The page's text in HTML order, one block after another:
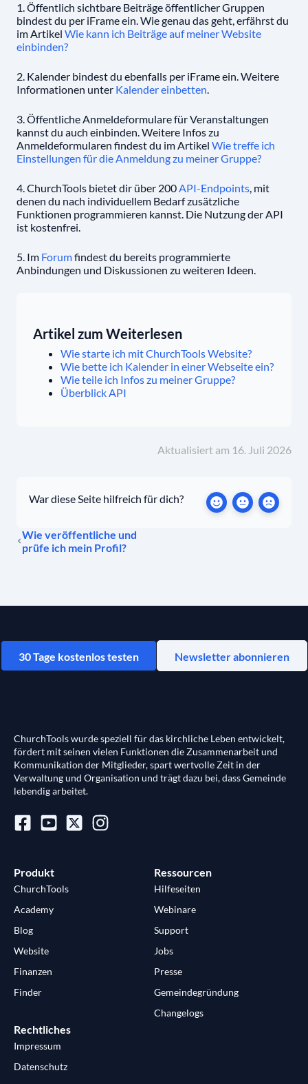
1. Öffentlich sichtbare Beiträge öffentlicher Gruppen
bindest du per iFrame ein. Wie genau das geht, erfährst du
im Artikel Wie kann ich Beiträge auf meiner Website
einbinden?
2. Kalender bindest du ebenfalls per iFrame ein. Weitere
Informationen unter Kalender einbetten.
3. Öffentliche Anmeldeformulare für Veranstaltungen
kannst du auch einbinden. Weitere Infos zu
Anmeldeformularen findest du im Artikel Wie treffe ich
Einstellungen für die Anmeldung zu meiner Gruppe?
4. ChurchTools bietet dir über 200API-Endpoints, mit
denen du nach individuellem Bedarf zusätzliche
Funktionen programmieren kannst. Die Nutzung der API
ist kostenfrei.
5. Im Forumfindest du bereits programmierte
Anbindungen und Diskussionen zu weiteren Ideen.
Artikel zum Weiterlesen
Wie starte ich mit ChurchTools Website?
Wie bette ich Kalender in einer Webseite ein?
Wie teile ich Infos zu meiner Gruppe?
Überblick API
Aktualisiert am 16. Juli 2026
War diese Seite hilfreich für dich?
Wie veröffentliche und
prüfe ich mein Profil?
30 Tage kostenlos testen Newsletter abonnieren
ChurchTools wurde speziell für das kirchliche Leben entwickelt,
fördert mit seinen vielen Funktionen die Zusammenarbeit und
Kommunikation der Mitglieder, spart wertvolle Zeit in der
Verwaltung und Organisation und trägt dazu bei, dass Gemeinde
lebendig arbeitet.
Produkt
ChurchTools
Academy
Blog
Website
Finanzen
Finder
Ressourcen
Hilfeseiten
Webinare
Support
Jobs
Presse
Gemeindegründung
Changelogs
Rechtliches
Impressum
Datenschutz